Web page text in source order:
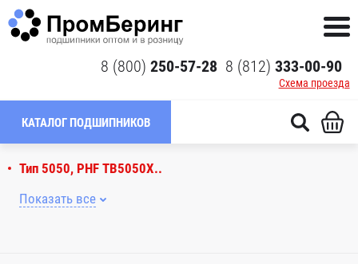
8 (800) 250-57-28 8 (812) 333-00-90
Схема проезда
КАТАЛОГ ПОДШИПНИКОВ
Тип 5050, PHF TB5050X..
Показать все